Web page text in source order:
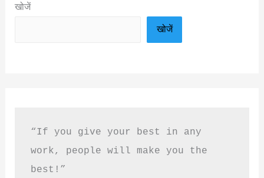
खोजें
खोजें
“If you give your best in any
work, people will make you the
best!”